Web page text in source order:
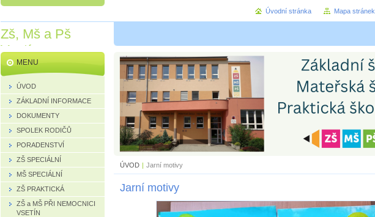
Zš, Mš a Pš
Vsetín
ÚVOD | Jarní motivy
Jarní motivy
MENU
ÚVOD
ZÁKLADNÍ INFORMACE
DOKUMENTY
SPOLEK RODIČŮ
PORADENSTVÍ
ZŠ SPECIÁLNÍ
MŠ SPECIÁLNÍ
ZŠ PRAKTICKÁ
ZŠ a MŠ PŘI NEMOCNICI
VSETÍN
Úvodní stránka Mapa stránek